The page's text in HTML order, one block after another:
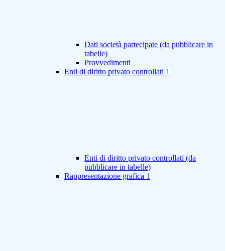
Dati società partecipate (da pubblicare in
tabelle)
Provvedimenti
Enti di diritto privato controllati 1
Enti di diritto privato controllati (da
pubblicare in tabelle)
Rappresentazione grafica 1